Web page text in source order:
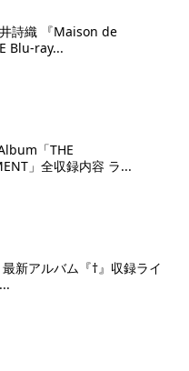
詩織 『Maison de
Blu-ray...
「THE
」全収録内容 ラ...
最新アルバム『†』収録ライ